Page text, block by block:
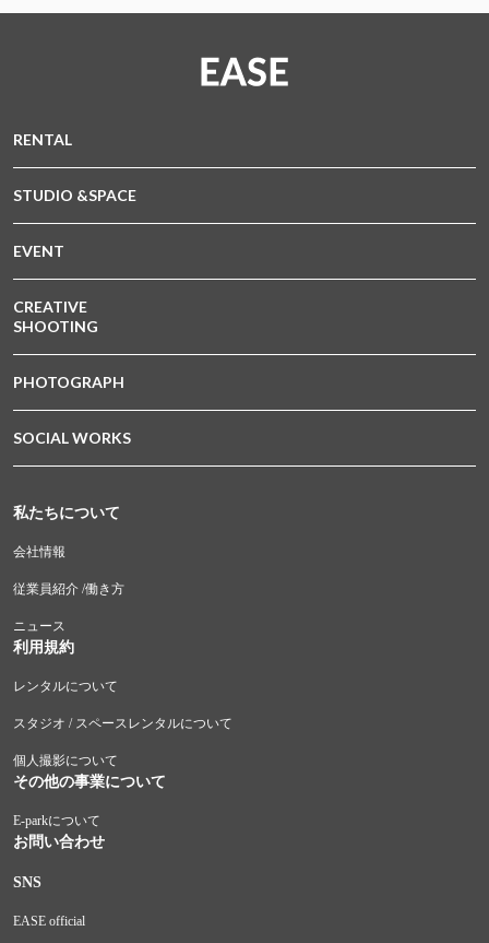
RENTAL
STUDIO &SPACE
EVENT
CREATIVE
SHOOTING
PHOTOGRAPH
SOCIAL WORKS
私たちについて
会社情報
従業員紹介 /働き方
ニュース
利用規約
レンタルについて
スタジオ / スペースレンタルについて
個人撮影について
その他の事業について
E-parkについて
お問い合わせ
SNS
EASE official